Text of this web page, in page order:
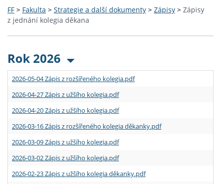
FF > Fakulta > Strategie a další dokumenty > Zápisy > Zápisy
z jednání kolegia děkana
Rok 2026
2026-05-04 Zápis z rozšířeného kolegia.pdf
2026-04-27 Zápis z užšího kolegia.pdf
2026-04-20 Zápis z užšího kolegia.pdf
2026-03-16 Zápis z rozšířeného kolegia děkanky.pdf
2026-03-09 Zápis z užšího kolegia.pdf
2026-03-02 Zápis z užšího kolegia.pdf
2026-02-23 Zápis z užšího kolegia děkanky.pdf